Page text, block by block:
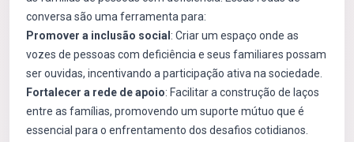
conversa são uma ferramenta para:
Promover a inclusão social : Criar um espaço onde as
vozes de pessoas com deficiência e seus familiares possam
ser ouvidas, incentivando a participação ativa na sociedade.
Fortalecer a rede de apoio: Facilitar a construção de laços
entre as famílias, promovendo um suporte mútuo que é
essencial para o enfrentamento dos desafios cotidianos.